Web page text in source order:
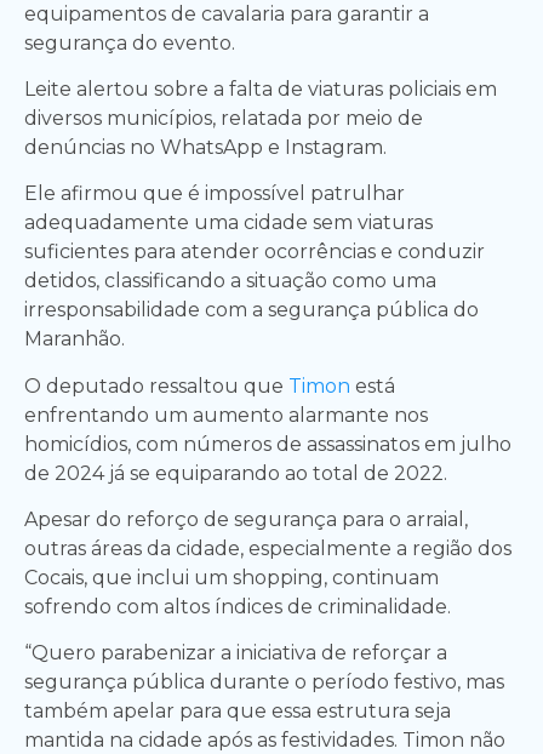
equipamentos de cavalaria para garantir a
segurança do evento.
Leite alertou sobre a falta de viaturas policiais em
diversos municípios, relatada por meio de
denúncias no WhatsApp e Instagram.
Ele afirmou que é impossível patrulhar
adequadamente uma cidade sem viaturas
suficientes para atender ocorrências e conduzir
detidos, classificando a situação como uma
irresponsabilidade com a segurança pública do
Maranhão.
O deputado ressaltou que Timon está
enfrentando um aumento alarmante nos
homicídios, com números de assassinatos em julho
de 2024 já se equiparando ao total de 2022.
Apesar do reforço de segurança para o arraial,
outras áreas da cidade, especialmente a região dos
Cocais, que inclui um shopping, continuam
sofrendo com altos índices de criminalidade.
“Quero parabenizar a iniciativa de reforçar a
segurança pública durante o período festivo, mas
também apelar para que essa estrutura seja
mantida na cidade após as festividades. Timon não